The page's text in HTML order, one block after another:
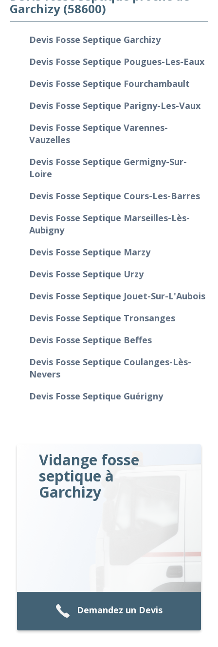
Garchizy (58600)
Devis Fosse Septique Garchizy
Devis Fosse Septique Pougues-Les-Eaux
Devis Fosse Septique Fourchambault
Devis Fosse Septique Parigny-Les-Vaux
Devis Fosse Septique Varennes-
Vauzelles
Devis Fosse Septique Germigny-Sur-
Loire
Devis Fosse Septique Cours-Les-Barres
Devis Fosse Septique Marseilles-Lès-
Aubigny
Devis Fosse Septique Marzy
Devis Fosse Septique Urzy
Devis Fosse Septique Jouet-Sur-L'Aubois
Devis Fosse Septique Tronsanges
Devis Fosse Septique Beffes
Devis Fosse Septique Coulanges-Lès-
Nevers
Devis Fosse Septique Guérigny
Vidange fosse
septique à
Garchizy
Demandez un Devis